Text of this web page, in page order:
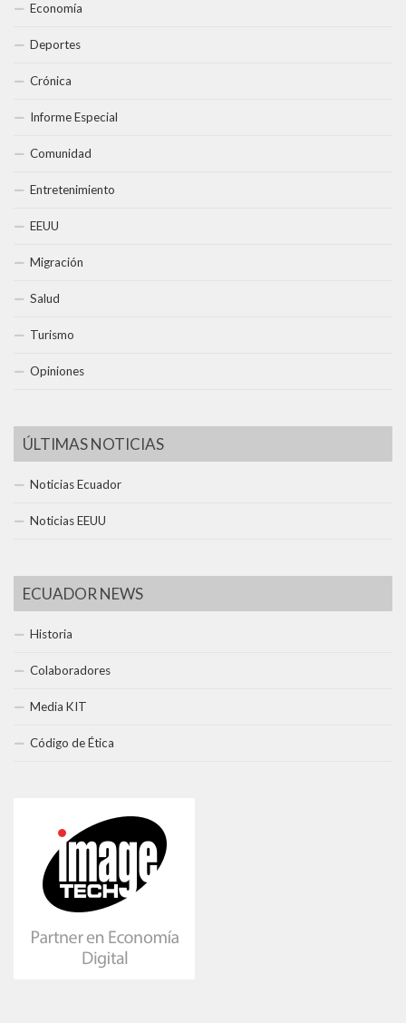
Economía
Deportes
Crónica
Informe Especial
Comunidad
Entretenimiento
EEUU
Migración
Salud
Turismo
Opiniones
ÚLTIMAS NOTICIAS
Noticias Ecuador
Noticias EEUU
ECUADOR NEWS
Historia
Colaboradores
Media KIT
Código de Ética